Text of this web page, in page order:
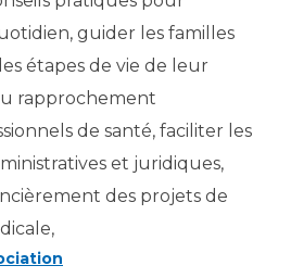
guider les familles
étapes de vie de leur
rapprochement
de santé, faciliter les
et juridiques,
des projets de